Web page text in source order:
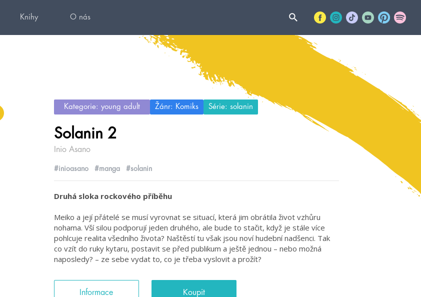
Knihy O nás
Kategorie: young adult Žánr: Komiks Série: solanin
Solanin 2
Inio Asano
#inioasano #manga #solanin
Druhá sloka rockového příběhu
Meiko a její přátelé se musí vyrovnat se situací, která jim obrátila život vzhůru
nohama. Vší silou podporují jeden druhého, ale bude to stačit, když je stále více
pohlcuje realita všedního života? Naštěstí tu však jsou noví hudební nadšenci. Tak
co vzít do ruky kytaru, postavit se před publikum a ještě jednou – nebo možná
naposledy? – ze sebe vydat to, co je třeba vyslovit a prožít?
Informace Koupit